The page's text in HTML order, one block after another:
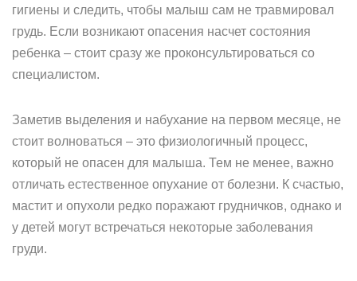
гигиены и следить, чтобы малыш сам не травмировал
грудь. Если возникают опасения насчет состояния
ребенка – стоит сразу же проконсультироваться со
специалистом.
Заметив выделения и набухание на первом месяце, не
стоит волноваться – это физиологичный процесс,
который не опасен для малыша. Тем не менее, важно
отличать естественное опухание от болезни. К счастью,
мастит и опухоли редко поражают грудничков, однако и
у детей могут встречаться некоторые заболевания
груди.